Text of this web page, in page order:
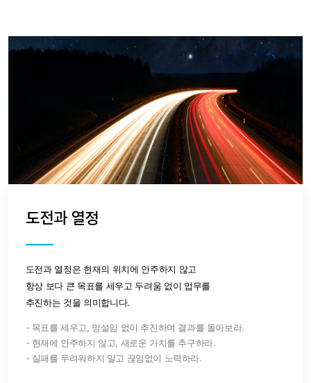
도전과 열정
도전과 열정은 현재의 위치에 안주하지 않고
항상 보다 큰 목표를 세우고 두려움 없이 업무를
추진하는 것을 의미합니다.
- 목표를 세우고, 망설임 없이 추진하며 결과를 돌아보라.
- 현재에 안주하지 않고, 새로운 가치를 추구하라.
- 실패를 두려워하지 말고 끊임없이 노력하라.